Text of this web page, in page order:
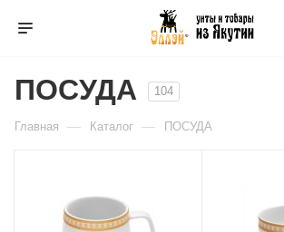
ПОСУДА 104
Главная — Каталог — ПОСУДА